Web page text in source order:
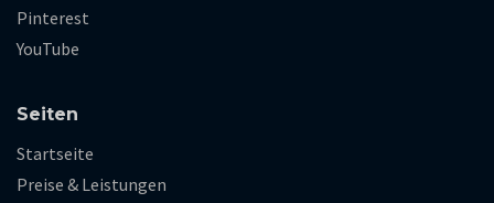
Pinterest
YouTube
Seiten
Startseite
Preise & Leistungen